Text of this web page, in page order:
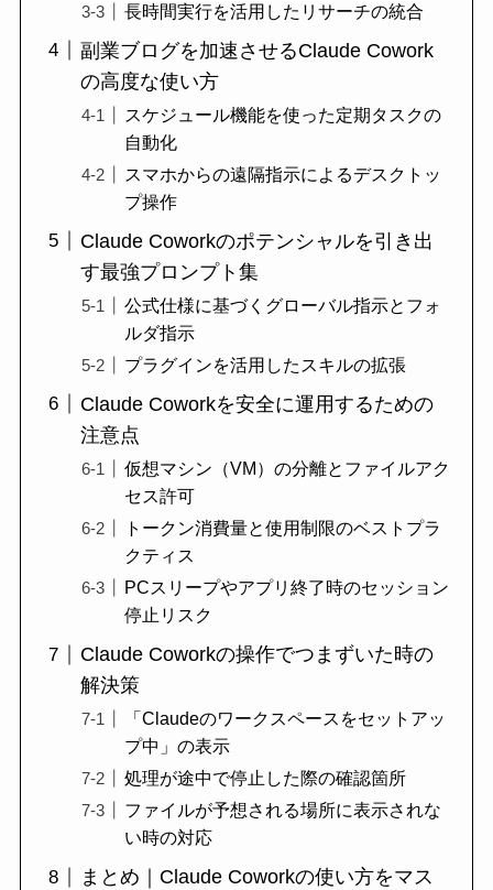
長時間実行を活用したリサーチの統合
副業ブログを加速させるClaude Cowork
の高度な使い方
スケジュール機能を使った定期タスクの
自動化
スマホからの遠隔指示によるデスクトッ
プ操作
Claude Coworkのポテンシャルを引き出
す最強プロンプト集
公式仕様に基づくグローバル指示とフォ
ルダ指示
プラグインを活用したスキルの拡張
Claude Coworkを安全に運用するための
注意点
仮想マシン（VM）の分離とファイルアク
セス許可
トークン消費量と使用制限のベストプラ
クティス
PCスリープやアプリ終了時のセッション
停止リスク
Claude Coworkの操作でつまずいた時の
解決策
「Claudeのワークスペースをセットアッ
プ中」の表示
処理が途中で停止した際の確認箇所
ファイルが予想される場所に表示されな
い時の対応
まとめ｜Claude Coworkの使い方をマス